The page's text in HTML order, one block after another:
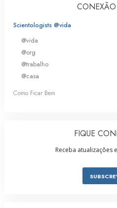
Scientologists @vida
@vida
@org
@trabalho
@casa
Como Ficar Bem
FIQUE
Receba atualizações